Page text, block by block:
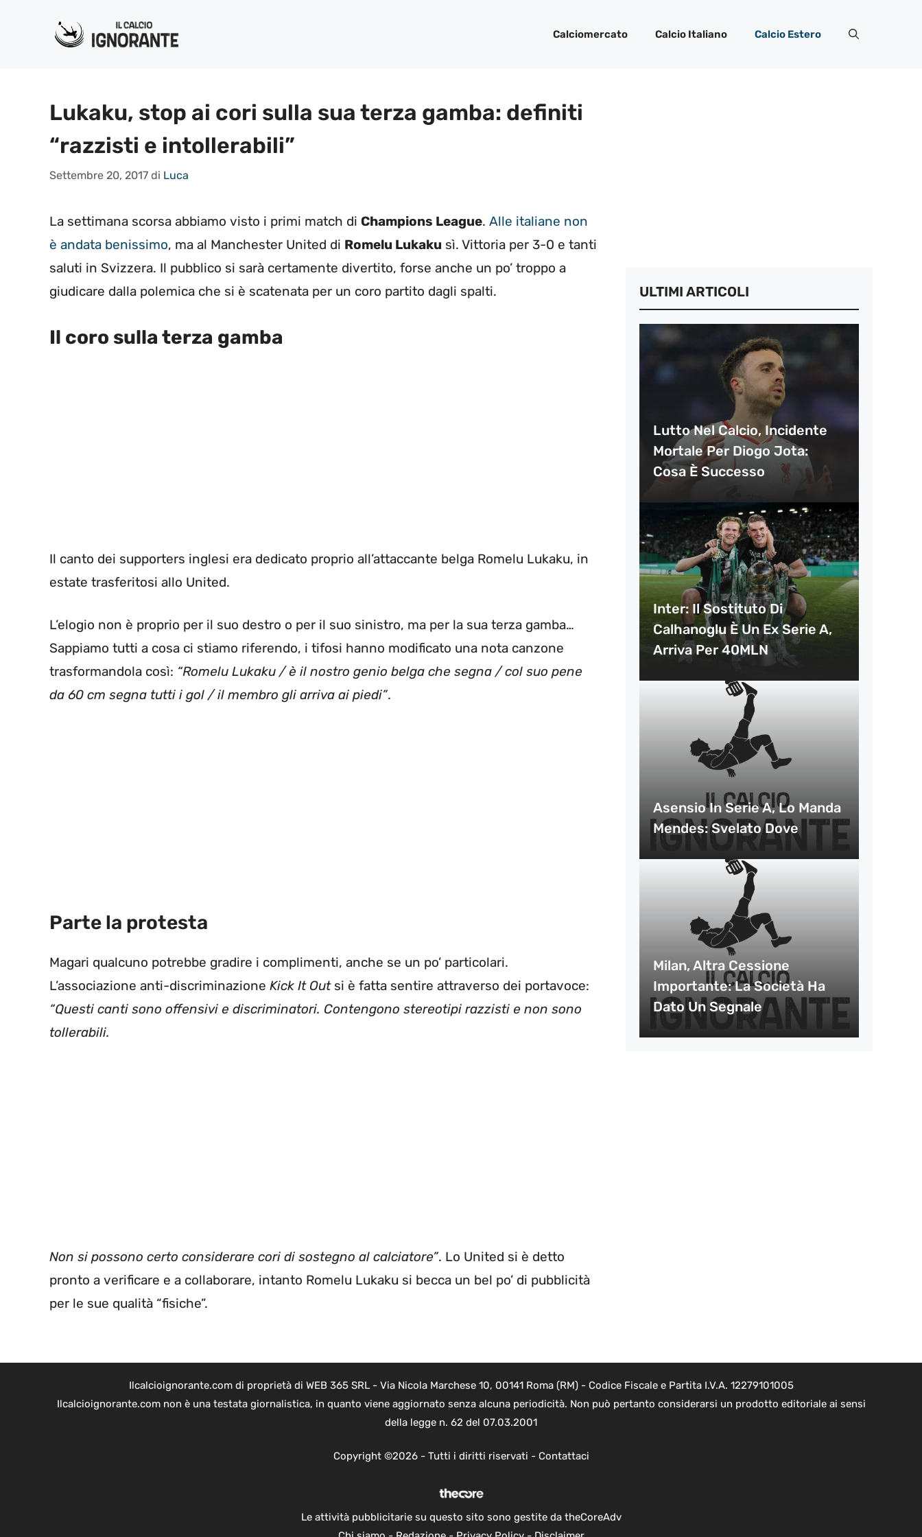
Calciomercato Calcio Italiano Calcio Estero
Lukaku, stop ai cori sulla sua terza gamba: definiti
“razzisti e intollerabili”
Settembre 20, 2017 di Luca
La settimana scorsa abbiamo visto i primi match di Champions League. Alle italiane non
è andata benissimo, ma al Manchester United di Romelu Lukaku sì. Vittoria per 3-0 e tanti
saluti in Svizzera. Il pubblico si sarà certamente divertito, forse anche un po’ troppo a
giudicare dalla polemica che si è scatenata per un coro partito dagli spalti.
Il coro sulla terza gamba
Il canto dei supporters inglesi era dedicato proprio all’attaccante belga Romelu Lukaku, in
estate trasferitosi allo United.
L’elogio non è proprio per il suo destro o per il suo sinistro, ma per la sua terza gamba…
Sappiamo tutti a cosa ci stiamo riferendo, i tifosi hanno modificato una nota canzone
trasformandola così: “Romelu Lukaku / è il nostro genio belga che segna / col suo pene
da 60 cm segna tutti i gol / il membro gli arriva ai piedi”.
Parte la protesta
Magari qualcuno potrebbe gradire i complimenti, anche se un po’ particolari.
L’associazione anti-discriminazione Kick It Outsi è fatta sentire attraverso dei portavoce:
“Questi canti sono offensivi e discriminatori. Contengono stereotipi razzisti e non sono
tollerabili.
Non si possono certo considerare cori di sostegno al calciatore”. Lo United si è detto
pronto a verificare e a collaborare, intanto Romelu Lukaku si becca un bel po’ di pubblicità
per le sue qualità “fisiche”.
ULTIMI ARTICOLI
Lutto Nel Calcio, Incidente
Mortale Per Diogo Jota:
Cosa È Successo
Inter: Il Sostituto Di
Calhanoglu È Un Ex Serie A,
Arriva Per 40MLN
Asensio In Serie A, Lo Manda
Mendes: Svelato Dove
Milan, Altra Cessione
Importante: La Società Ha
Dato Un Segnale
Ilcalcioignorante.com di proprietà di WEB 365 SRL - Via Nicola Marchese 10, 00141 Roma (RM) - Codice Fiscale e Partita I.V.A. 12279101005
Ilcalcioignorante.com non è una testata giornalistica, in quanto viene aggiornato senza alcuna periodicità. Non può pertanto considerarsi un prodotto editoriale ai sensi
della legge n. 62 del 07.03.2001
Copyright ©2026 - Tutti i diritti riservati - Contattaci
Le attività pubblicitarie su questo sito sono gestite da theCoreAdv